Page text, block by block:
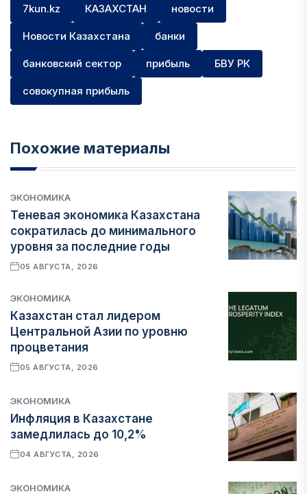
7kun.kz КАЗАХСТАН новости
Новости Казахстана банки
банковский сектор прибыль БВУ РК
совокупная прибыль
Похожие материалы
ЭКОНОМИКА
Теневая экономика Казахстана
сократилась до минимального
уровня за последние годы
05 АВГУСТА, 2026
ЭКОНОМИКА
Казахстан стал лидером
Центральной Азии по уровню
процветания
05 АВГУСТА, 2026
ЭКОНОМИКА
Инфляция в Казахстане
замедлилась до 10,2%
04 АВГУСТА, 2026
ЭКОНОМИКА